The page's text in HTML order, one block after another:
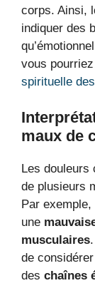
corps. Ainsi,
indiquer des
vous
spirituelle
maux de
Les
de plusieurs
Par
une
musculaires
de
des chaînes